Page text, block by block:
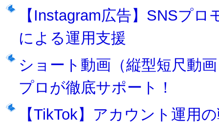
【Instagram広告】SNSプ
による運用支援
ショート動画（縦型短尺動
プロが徹底サポート！
【TikTok】アカウント運用